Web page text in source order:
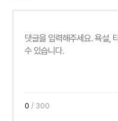
0 / 300